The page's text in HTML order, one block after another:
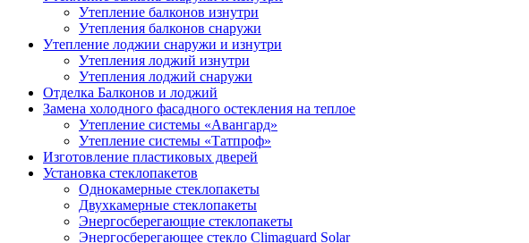
Утепление балконов изнутри
Утепления балконов снаружи
Утепление лоджии снаружи и изнутри
Утепления лоджий изнутри
Утепления лоджий снаружи
Отделка Балконов и лоджий
Замена холодного фасадного остекления на теплое
Утепление системы «Авангард»
Утепление системы «Татпроф»
Изготовление пластиковых дверей
Установка стеклопакетов
Однокамерные стеклопакеты
Двухкамерные стеклопакеты
Энергосберегающие стеклопакеты
Энергосберегающее стекло Climaguard Solar